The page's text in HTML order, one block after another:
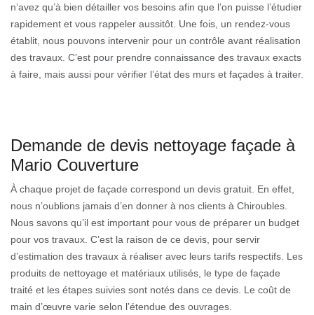
n’avez qu’à bien détailler vos besoins afin que l’on puisse l’étudier
rapidement et vous rappeler aussitôt. Une fois, un rendez-vous
établit, nous pouvons intervenir pour un contrôle avant réalisation
des travaux. C’est pour prendre connaissance des travaux exacts
à faire, mais aussi pour vérifier l’état des murs et façades à traiter.
Demande de devis nettoyage façade à
Mario Couverture
À chaque projet de façade correspond un devis gratuit. En effet,
nous n’oublions jamais d’en donner à nos clients à Chiroubles.
Nous savons qu’il est important pour vous de préparer un budget
pour vos travaux. C’est la raison de ce devis, pour servir
d’estimation des travaux à réaliser avec leurs tarifs respectifs. Les
produits de nettoyage et matériaux utilisés, le type de façade
traité et les étapes suivies sont notés dans ce devis. Le coût de
main d’œuvre varie selon l’étendue des ouvrages.